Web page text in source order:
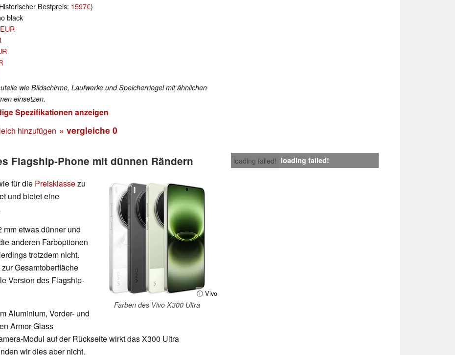
Bestpreis: 1597€)
black
wie Bildschirme, Laufwerke und Speicherriegel mit ähnlichen
einsetzen.
Spezifikationen anzeigen
hinzufügen » vergleiche 0
loading failed! loading failed!
Flagship-Phone mit dünnen Rändern
ⓘ Vivo
Farben des Vivo X300 Ultra
für die Preisklassezu
und bietet eine
mm etwas dünner und
anderen Farboptionen
trotzdem nicht.
Gesamtoberfläche
Version des Flagship-
Aluminium, Vorder- und
Armor Glass
Modul auf der Rückseite wirkt das X300 Ultra
wir dies aber nicht.